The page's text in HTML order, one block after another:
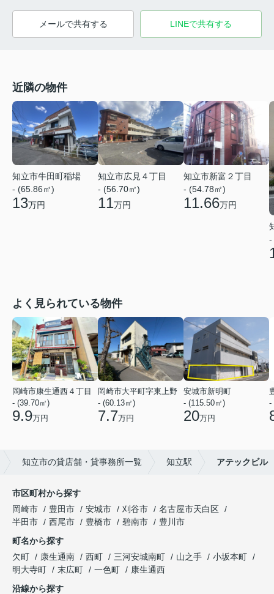
メールで共有する LINEで共有する
近隣の物件
知立市牛田町稲場
- (65.86㎡)
13万円
知立市広見４丁目
- (56.70㎡)
11万円
知立市新富２丁目
- (54.78㎡)
11.66万円
-
よく見られている物件
岡崎市康生通西４丁目
- (39.70㎡)
9.9万円
岡崎市大平町字東上野
- (60.13㎡)
7.7万円
安城市新明町
- (115.50㎡)
20万円
-
知立市の貸店舗・貸事務所一覧 知立駅 アテックビル
市区町村から探す
岡崎市
豊田市 安城市 刈谷市
名古屋市天白区
半田市
西尾市 豊橋市 碧南市
豊川市
町名から探す
欠町
康生通南 西町 三河安城南町 山之手
小坂本町
明大寺町
末広町 一色町
康生通西
沿線から探す